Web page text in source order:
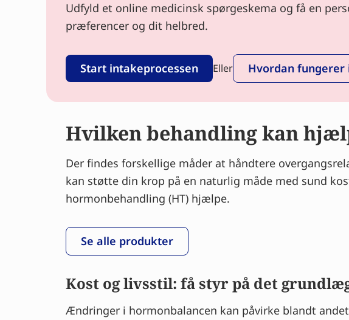
Udfyld et online medicinsk spørgeskema og få en
præferencer og dit helbred.
Start intakeprocessen Eller Hvordan fungerer
Hvilken behandling kan
Der findes forskellige måder at håndtere
kan støtte din krop på en naturlig måde med sund
hormonbehandling (HT) hjælpe.
Se alle produkter
Kost og livsstil: få styr på det
Ændringer i hormonbalancen kan påvirke blandt